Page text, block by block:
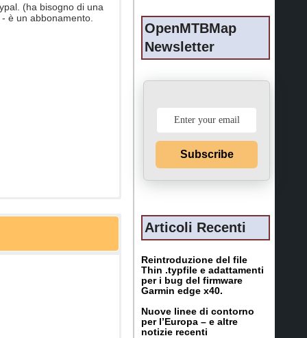
(ha bisogno di una
è un abbonamento.
OpenMTBMap
Newsletter
Subscribe
Articoli Recenti
Reintroduzione del file
Thin .typfile e adattamenti
per i bug del firmware
Garmin edge x40.
Nuove linee di contorno
per l’Europa – e altre
notizie recenti